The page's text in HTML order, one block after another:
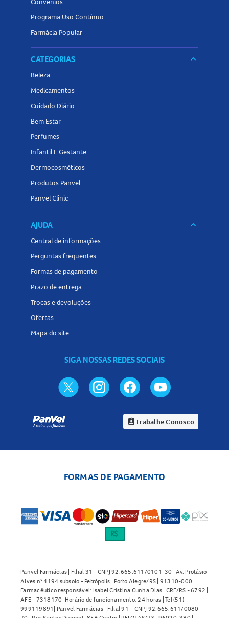
Programa Uso Contínuo
Farmácia Popular
CATEGORIAS keyboard_arrow_down
Beleza
Medicamentos
Cuidado Diário
Bem Estar
Perfumes
Infantil E Gestante
Dermocosméticos
Produtos Panvel
Panvel Clinic
AJUDA keyboard_arrow_down
Central de informações
Perguntas frequentes
Formas de pagamento
Prazo de entrega
Trocas e devoluções
Ofertas
Mapa do site
SIGA NOSSAS REDES SOCIAIS
assignment_indTrabalhe Conosco
FORMAS DE PAGAMENTO
Panvel Farmácias | Filial 31 - CNPJ 92.665.611/0101-30 | Av. Protásio
Alves n° 4194 subsolo - Petrópolis | Porto Alegre/RS | 91310-000 |
Farmacêutico responsável: Isabel Cristina Cunha Dias | CRF/RS - 6792 |
AFE - 7318170 |Horário de funcionamento: 24 horas | Tel (51)
999119891| Panvel Farmácias | Filial 91 – CNPJ 92.665.611/0080-